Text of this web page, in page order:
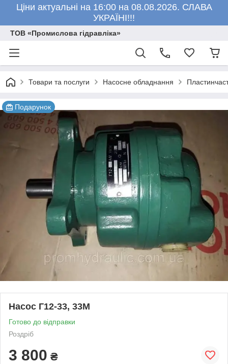
Ціни актуальні на 16:00 на 08.08.2026. СЛАВА
УКРАЇНІ!!!
ТОВ «Промислова гідравліка»
Товари та послуги Насосне обладнання
Подарунок
Насос Г12-33, 33М
Готово до відправки
Роздріб
3 800 ₴